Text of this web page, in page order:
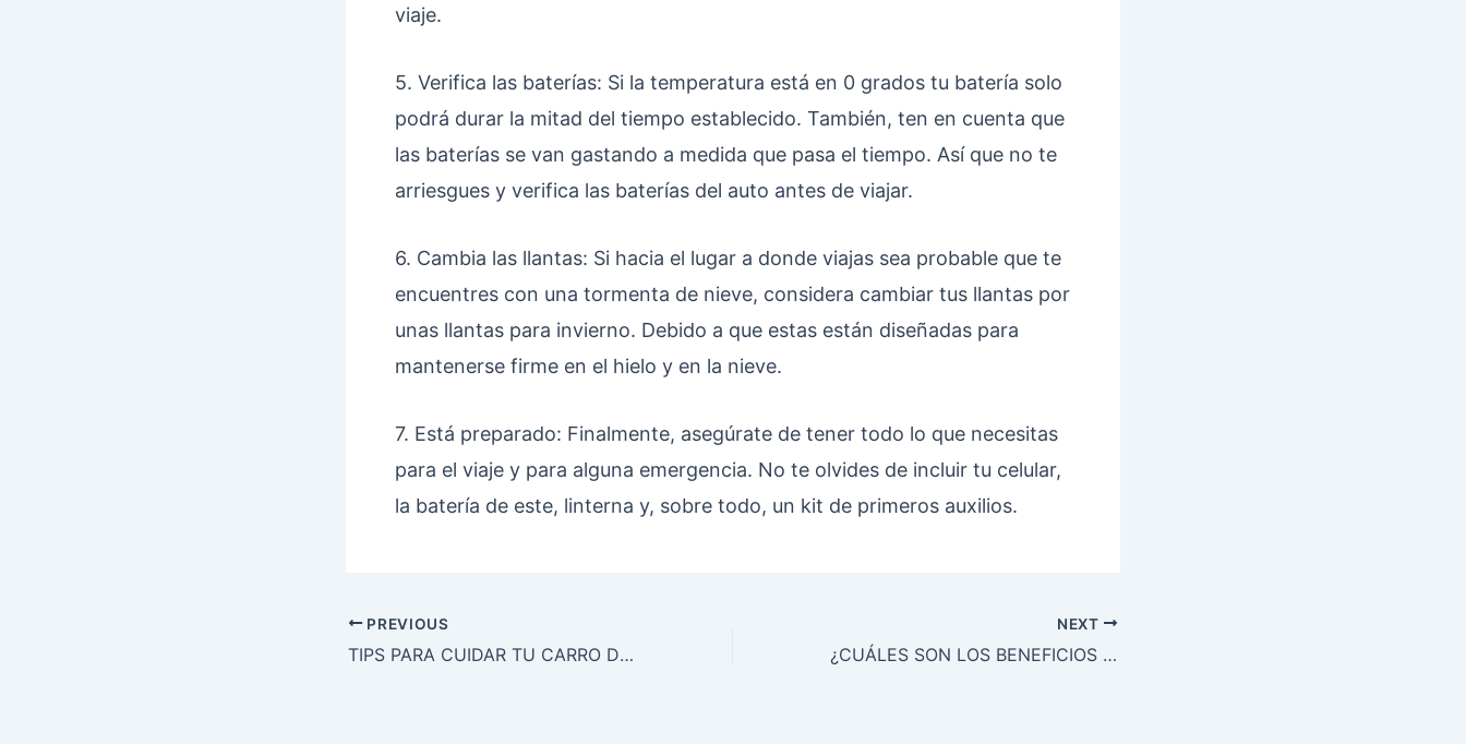
viaje.
5. Verifica las baterías: Si la temperatura está en 0 grados tu batería solo
podrá durar la mitad del tiempo establecido. También, ten en cuenta que
las baterías se van gastando a medida que pasa el tiempo. Así que no te
arriesgues y verifica las baterías del auto antes de viajar.
6. Cambia las llantas: Si hacia el lugar a donde viajas sea probable que te
encuentres con una tormenta de nieve, considera cambiar tus llantas por
unas llantas para invierno. Debido a que estas están diseñadas para
mantenerse firme en el hielo y en la nieve.
7. Está preparado: Finalmente, asegúrate de tener todo lo que necesitas
para el viaje y para alguna emergencia. No te olvides de incluir tu celular,
la batería de este, linterna y, sobre todo, un kit de primeros auxilios.
PREVIOUS
TIPS PARA CUIDAR TU CARRO DURANTE LAS FIESTAS NAVIDEÑAS
NEXT
¿CUÁLES SON LOS BENEFICIOS DE USAR UN BUEN ACEITE DE MOTOR?